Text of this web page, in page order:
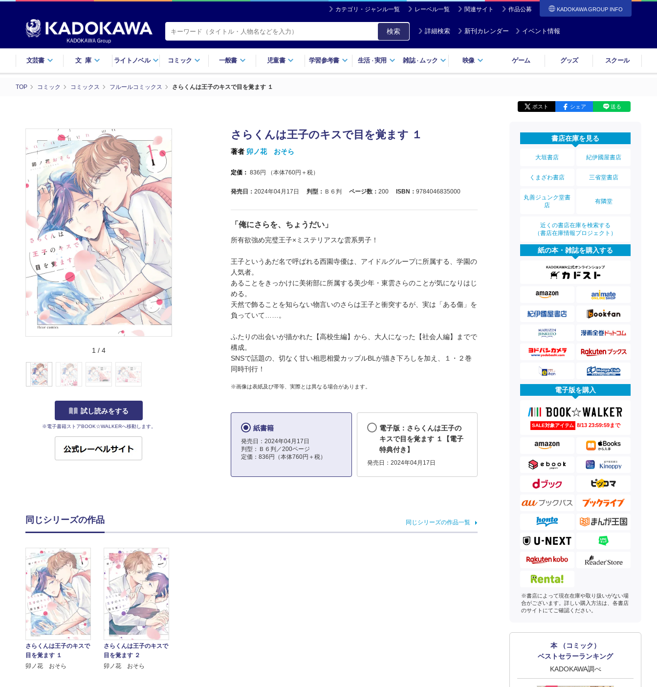
カテゴリ・ジャンル一覧 レーベル一覧 関連サイト 作品公募 KADOKAWA GROUP INFO
検索 詳細検索 新刊カレンダー イベント情報
文芸書 文庫 ライトノベル コミック 一般書 児童書 学習参考書 生活・実用 雑誌・ ムック 映像 ゲーム グッズ スクール
TOP コミック コミックス フルールコミックス さらくんは王子のキスで目を覚ます １
ポスト シェア 送る
1 / 4
試し読みをする
※電子書籍ストアBOOK☆WALKERへ移動します。
さらくんは王子のキスで目を覚ます １
著者 卯ノ花 おそら
定価： 836 円 （本体760円＋税）
発売日： 2024年04月17日 判型： Ｂ６判 ページ数： 200 ISBN： 9784046835000
「俺にさらを、ちょうだい」
所有欲強め完璧王子×ミステリアスな雲系男子！
王子というあだ名で呼ばれる西園寺優は、アイドルグループに所属する、学園の
人気者。
あることをきっかけに美術部に所属する美少年・東雲さらのことが気になりはじ
める。
天然で飾ることを知らない物言いのさらは王子と衝突するが、実は「ある傷」を
負っていて……。
ふたりの出会いが描かれた【高校生編】から、大人になった【社会人編】までで
構成。
SNSで話題の、切なく甘い相思相愛カップルBLが描き下ろしを加え、１・２巻
同時刊行！
※画像は表紙及び帯等、実際とは異なる場合があります。
紙書籍
発売日：2024年04月17日
判型：Ｂ６判／200ページ
定価：836円（本体760円＋税）
電子版：さらくんは王子の
キスで目を覚ます １【電子
特典付き】
発売日：2024年04月17日
同じシリーズの作品 同じシリーズの作品一覧
さらくんは王子のキスで
目を覚ます １
卯ノ花 おそら
さらくんは王子のキスで
目を覚ます ２
卯ノ花 おそら
書店在庫を見る
大垣書店 紀伊國屋書店
くまざわ書店 三省堂書店
丸善ジュンク堂書
店
有隣堂
近くの書店在庫を検索する
（書店在庫情報プロジェクト）
紙の本・雑誌を購入する
電子版を購入
SALE対象アイテム 8/13 23:59:59まで
※書店によって現在在庫や取り扱いがない場
合がございます。詳しい購入方法は、各書店
のサイトにてご確認ください。
本 （コミック）
ベストセラーランキング
KADOKAWA調べ